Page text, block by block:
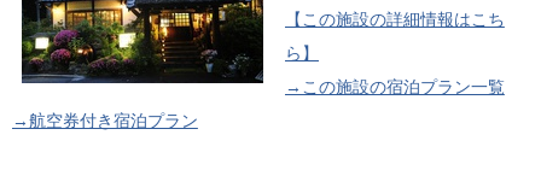
【この施設の詳細情報はこち
ら】
→この施設の宿泊プラン一覧
→航空券付き宿泊プラン